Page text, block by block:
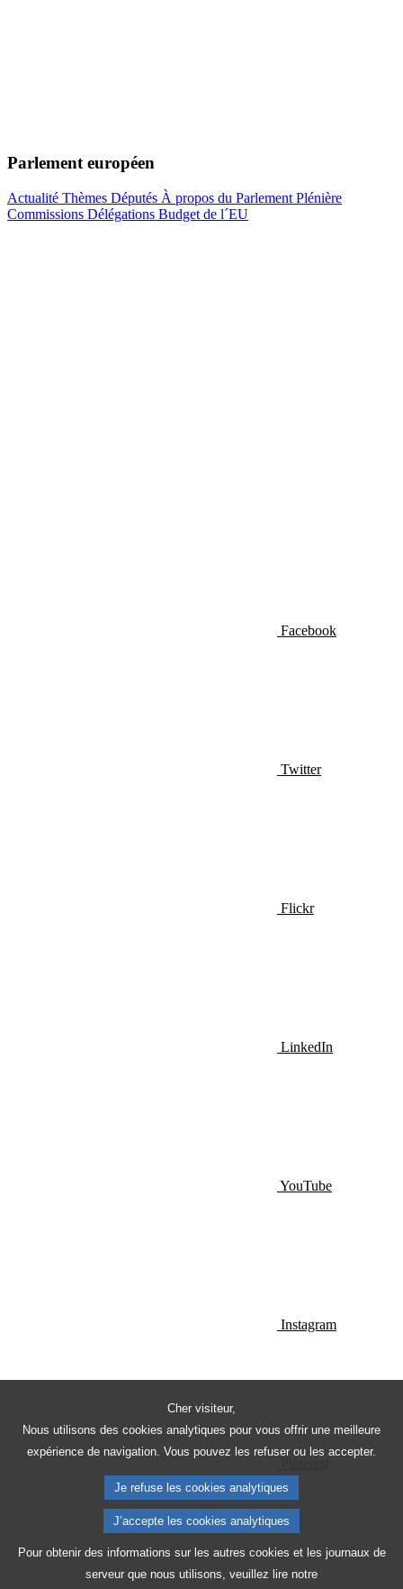
Cher visiteur,
Nous utilisons des cookies analytiques pour vous offrir une meilleure
expérience de navigation. Vous pouvez les refuser ou les accepter.
Je refuse les cookies analytiques
J’accepte les cookies analytiques
Pour obtenir des informations sur les autres cookies et les journaux de
serveur que nous utilisons, veuillez lire notre
Parlement européen
Actualité Thèmes Députés À propos du Parlement Plénière
Commissions Délégations Budget de l´EU
Facebook
Twitter
Flickr
LinkedIn
YouTube
Instagram